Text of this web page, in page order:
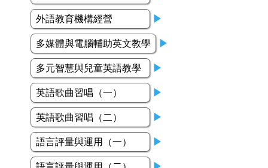
外語教育機構經營 ▶
多媒體與電腦輔助英文教學 ▶
多元智慧與兒童英語教學 ▶
英語歌曲習唱（一） ▶
英語歌曲習唱（二） ▶
語言評量與運用（一） ▶